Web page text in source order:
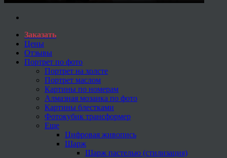
Заказать
Цены
Отзывы
Портрет по фото
Портрет на холсте
Портрет маслом
Картины по номерам
Алмазная мозаика по фото
Картины блестками
Фотокубик трансформер
Еще
Цифровая живопись
Шарж
Шарж пастелью (стилизация)